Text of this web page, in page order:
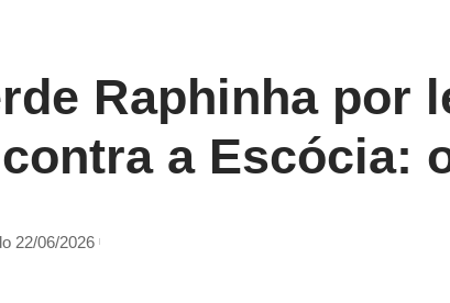
Raphinha por
a Escócia:
22/06/2026